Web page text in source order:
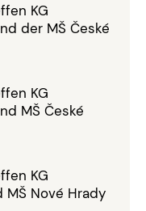
KG
der MŠ České
KG
MŠ České
KG
Nové Hrady